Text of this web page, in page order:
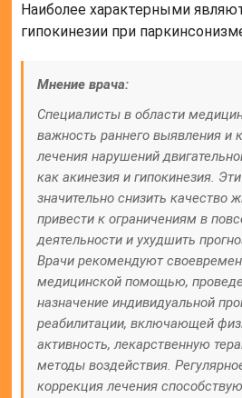
Наиболее характерными
гипокинезии при
Мнение врача:
Специалисты в области
важность раннего выявления и
лечения нарушений
как акинезия и гипокинезия.
значительно снизить качество
привести к ограничениям в
деятельности и ухудшить
Врачи рекомендуют
медицинской помощью,
назначение индивидуальной
реабилитации, включающей
активность, лекарственную
методы воздействия.
коррекция лечения